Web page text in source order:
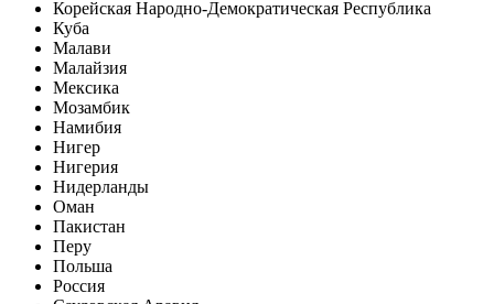
Корейская Народно-Демократическая Республика
Куба
Малави
Малайзия
Мексика
Мозамбик
Намибия
Нигер
Нигерия
Нидерланды
Оман
Пакистан
Перу
Польша
Россия